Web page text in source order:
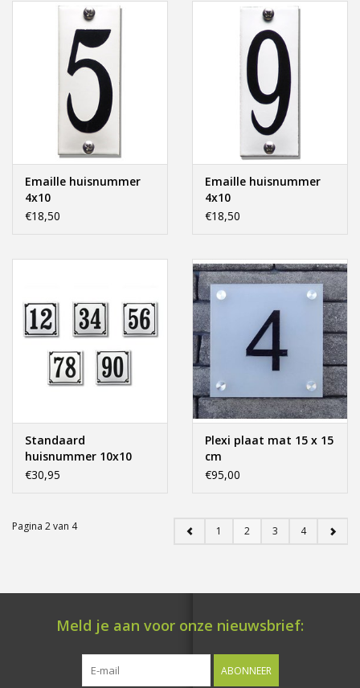
Emaille huisnummer
4x10
€18,50
Emaille huisnummer
4x10
€18,50
Standaard
huisnummer 10x10
€30,95
Plexi plaat mat 15 x 15
cm
€95,00
Pagina 2 van 4 1 2 3 4
Meld je aan voor onze nieuwsbrief:
ABONNEER